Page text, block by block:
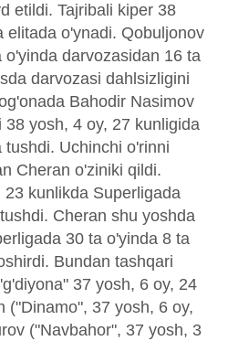
etildi. Tajribali kiper 38
elitada o'ynadi. Qobuljonov
darvozasidan 16 ta
darvozasi dahlsizligini
Bahodir Nasimov
yosh, 4 oy, 27 kunligida
Uchinchi o'rinni
Cheran o'ziniki qildi.
kunlikda Superligada
Cheran shu yoshda
30 ta o'yinda 8 ta
Bundan tashqari
37 yosh, 6 oy, 24
("Dinamo", 37 yosh, 6 oy,
("Navbahor", 37 yosh, 3